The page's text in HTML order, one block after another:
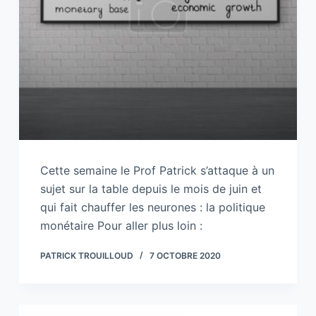
Cette semaine le Prof Patrick s’attaque à un
sujet sur la table depuis le mois de juin et
qui fait chauffer les neurones : la politique
monétaire Pour aller plus loin :
PATRICK TROUILLOUD 7 OCTOBRE 2020